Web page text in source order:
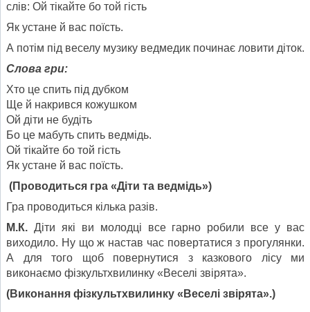
слів: Ой тікайте бо той гість
Як устане й вас поїсть.
А потім під веселу музику ведмедик починає ловити діток.
Слова гри:
Хто це спить під дубком
Ще й накрився кожушком
Ой діти не будіть
Бо це мабуть спить ведмідь.
Ой тікайте бо той гість
Як устане й вас поїсть.
(Проводиться гра «Діти та ведмідь»)
Гра проводиться кілька разів.
М.К. Діти які ви молодці все гарно робили все у вас
виходило. Ну що ж настав час повертатися з прогулянки.
А для того щоб повернутися з казкового лісу ми
виконаємо фізкультхвилинку «Веселі звірята».
(Виконання фізкультхвилинку «Веселі звірята».)